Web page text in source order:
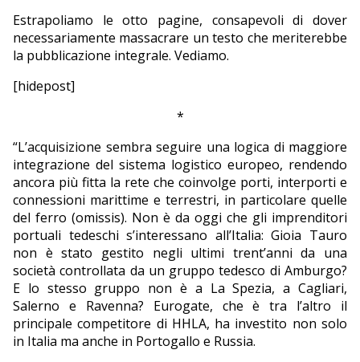
Estrapoliamo le otto pagine, consapevoli di dover
necessariamente massacrare un testo che meriterebbe
la pubblicazione integrale. Vediamo.
[hidepost]
*
“L’acquisizione sembra seguire una logica di maggiore
integrazione del sistema logistico europeo, rendendo
ancora più fitta la rete che coinvolge porti, interporti e
connessioni marittime e terrestri, in particolare quelle
del ferro (omissis). Non è da oggi che gli imprenditori
portuali tedeschi s’interessano all’Italia: Gioia Tauro
non è stato gestito negli ultimi trent’anni da una
società controllata da un gruppo tedesco di Amburgo?
E lo stesso gruppo non è a La Spezia, a Cagliari,
Salerno e Ravenna? Eurogate, che è tra l’altro il
principale competitore di HHLA, ha investito non solo
in Italia ma anche in Portogallo e Russia.